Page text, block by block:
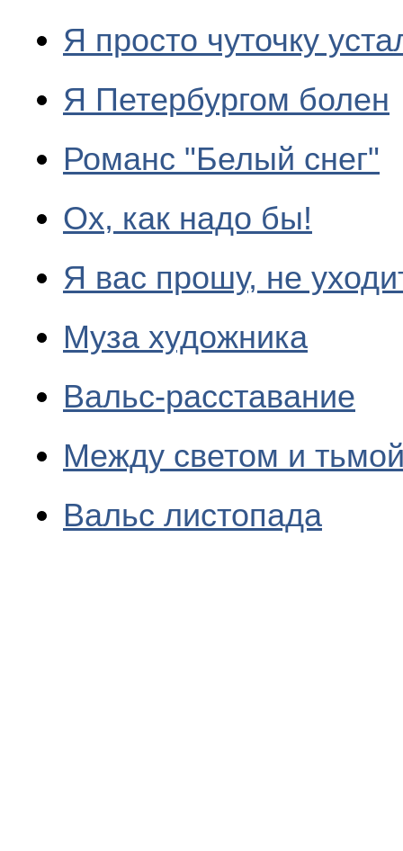
Я просто чуточку
Я Петербургом болен
Романс "Белый снег"
Ох, как надо бы!
Я вас прошу, не
Муза художника
Вальс-расставание
Между светом и
Вальс листопада